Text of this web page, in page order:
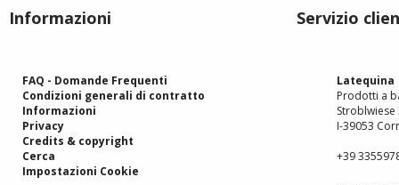
Informazioni
FAQ - Domande Frequenti
Condizioni generali di contratto
Informazioni
Privacy
Credits & copyright
Cerca
Impostazioni Cookie
Servizio
Latequina
Prodotti a
Stroblwiese
I-39053
+39